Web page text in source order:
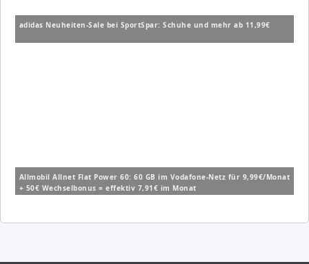
adidas Neuheiten-Sale bei SportSpar: Schuhe und mehr ab 11,99€
Allmobil Allnet Flat Power 60: 60 GB im Vodafone-Netz für 9,99€/Monat
+ 50€ Wechselbonus = effektiv 7,91€ im Monat